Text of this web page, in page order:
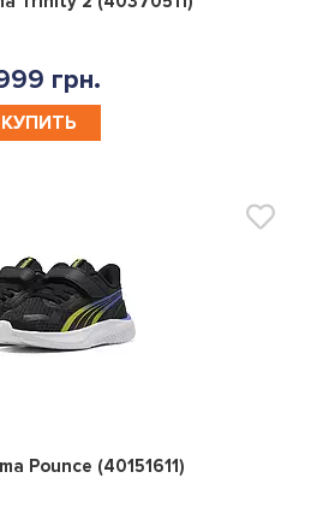
грн.
КУПИТЬ
0
Pounce (40151611)